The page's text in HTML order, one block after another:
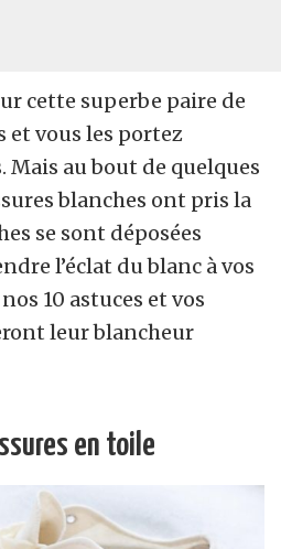
cette superbe paire de
et vous les portez
au bout de quelques
blanches ont pris la
se sont déposées
l’éclat du blanc à vos
10 astuces et vos
leur blancheur
en toile